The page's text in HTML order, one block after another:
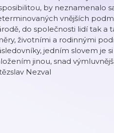
by neznamenalo
vnějších
do společnosti lidí tak a
životními a rodinnými
jedním slovem je
jinou, snad
Nezval